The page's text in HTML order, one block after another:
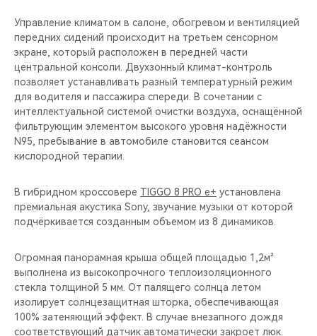
Управление климатом в салоне, обогревом и вентиляцией
передних сидений происходит на третьем сенсорном
экране, который расположен в передней части
центральной консоли. Двухзонный климат-контроль
позволяет устанавливать разный температурный режим
для водителя и пассажира спереди. В сочетании с
интеллектуальной системой очистки воздуха, оснащённой
фильтрующим элементом высокого уровня надёжности
N95, пребывание в автомобиле становится сеансом
кислородной терапии.
В гибридном кроссовере TIGGO 8 PRO e+ установлена
премиальная акустика Sony, звучание музыки от которой
подчёркивается созданным объемом из 8 динамиков.
Огромная панорамная крыша общей площадью 1,2м²
выполнена из высокопрочного теплоизоляционного
стекла толщиной 5 мм. От палящего солнца летом
изолирует солнцезащитная шторка, обеспечивающая
100% затеняющий эффект. В случае внезапного дождя
соответствующий датчик автоматически закроет люк.